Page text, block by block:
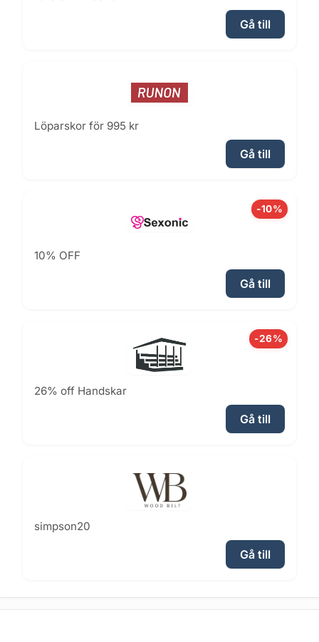
Gå till
Löparskor för 995 kr
Gå till
-10%
10% OFF
Gå till
-26%
26% off Handskar
Gå till
simpson20
Gå till